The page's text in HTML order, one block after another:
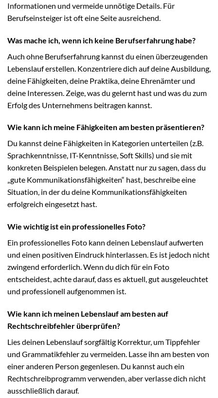
Informationen und vermeide unnötige Details. Für
Berufseinsteiger ist oft eine Seite ausreichend.
Was mache ich, wenn ich keine Berufserfahrung habe?
Auch ohne Berufserfahrung kannst du einen überzeugenden
Lebenslauf erstellen. Konzentriere dich auf deine Ausbildung,
deine Fähigkeiten, deine Praktika, deine Ehrenämter und
deine Interessen. Zeige, was du gelernt hast und was du zum
Erfolg des Unternehmens beitragen kannst.
Wie kann ich meine Fähigkeiten am besten präsentieren?
Du kannst deine Fähigkeiten in Kategorien unterteilen (z.B.
Sprachkenntnisse, IT-Kenntnisse, Soft Skills) und sie mit
konkreten Beispielen belegen. Anstatt nur zu sagen, dass du
„gute Kommunikationsfähigkeiten“ hast, beschreibe eine
Situation, in der du deine Kommunikationsfähigkeiten
erfolgreich eingesetzt hast.
Wie wichtig ist ein professionelles Foto?
Ein professionelles Foto kann deinen Lebenslauf aufwerten
und einen positiven Eindruck hinterlassen. Es ist jedoch nicht
zwingend erforderlich. Wenn du dich für ein Foto
entscheidest, achte darauf, dass es aktuell, gut ausgeleuchtet
und professionell aufgenommen ist.
Wie kann ich meinen Lebenslauf am besten auf
Rechtschreibfehler überprüfen?
Lies deinen Lebenslauf sorgfältig Korrektur, um Tippfehler
und Grammatikfehler zu vermeiden. Lasse ihn am besten von
einer anderen Person gegenlesen. Du kannst auch ein
Rechtschreibprogramm verwenden, aber verlasse dich nicht
ausschließlich darauf.